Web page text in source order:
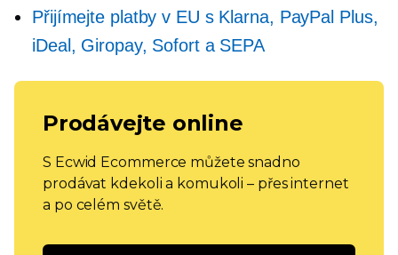
Přijímejte platby v EU s Klarna, PayPal Plus,
iDeal, Giropay, Sofort a SEPA
Prodávejte online
S Ecwid Ecommerce můžete snadno
prodávat kdekoli a komukoli – přes internet
a po celém světě.